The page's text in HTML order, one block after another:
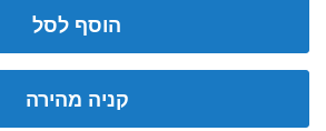
הוסף לסל
קניה מהירה